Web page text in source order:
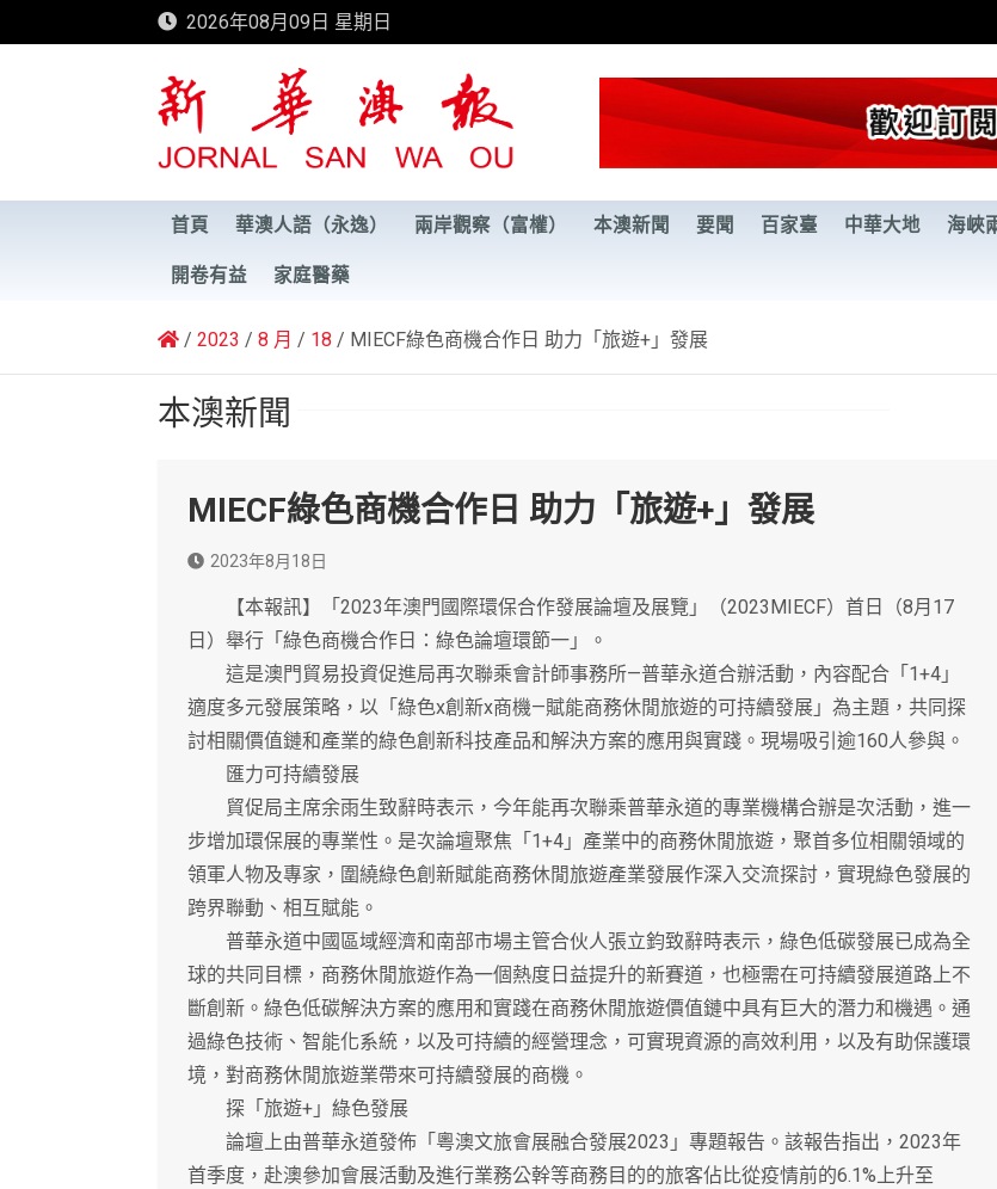
to
2026年08月09日 星期日
新華澳報
首頁 華澳人語（永逸） 兩岸觀察（富權） 本澳新聞 要聞 百家臺 中華大地 海峽
開卷有益 家庭醫藥
2023 8 月 18 MIECF綠色商機合作日 助力「旅遊+」發展
本澳新聞
MIECF綠色商機合作日 助力「旅遊+」發展
2023年8月18日
【本報訊】「2023年澳門國際環保合作發展論壇及展覽」（2023MIECF）首日（8月17
日）舉行「綠色商機合作日：綠色論壇環節一」。
這是澳門貿易投資促進局再次聯乘會計師事務所—普華永道合辦活動，內容配合「1+4」
適度多元發展策略，以「綠色x創新x商機—賦能商務休閒旅遊的可持續發展」為主題，共同探
討相關價值鏈和產業的綠色創新科技產品和解決方案的應用與實踐。現場吸引逾160人參與。
匯力可持續發展
貿促局主席余雨生致辭時表示，今年能再次聯乘普華永道的專業機構合辦是次活動，進一
步增加環保展的專業性。是次論壇聚焦「1+4」產業中的商務休閒旅遊，聚首多位相關領域的
領軍人物及專家，圍繞綠色創新賦能商務休閒旅遊產業發展作深入交流探討，實現綠色發展的
跨界聯動、相互賦能。
普華永道中國區域經濟和南部市場主管合伙人張立鈞致辭時表示，綠色低碳發展已成為全
球的共同目標，商務休閒旅遊作為一個熱度日益提升的新賽道，也極需在可持續發展道路上不
斷創新。綠色低碳解決方案的應用和實踐在商務休閒旅遊價值鏈中具有巨大的潛力和機遇。通
過綠色技術、智能化系統，以及可持續的經營理念，可實現資源的高效利用，以及有助保護環
境，對商務休閒旅遊業帶來可持續發展的商機。
探「旅遊+」綠色發展
論壇上由普華永道發佈「粵澳文旅會展融合發展2023」專題報告。該報告指出，2023年
首季度，赴澳參加會展活動及進行業務公幹等商務目的的旅客佔比從疫情前的6.1%上升至